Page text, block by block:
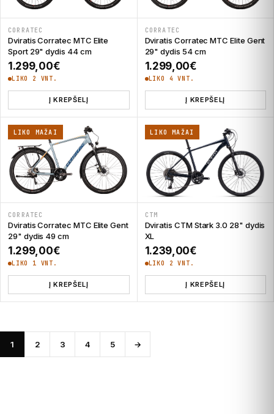
CORRATEC
Dviratis Corratec MTC Elite
Sport 29" dydis 44 cm
1.299,00€
LIKO 2 VNT.
Į KREPŠELĮ
CORRATEC
Dviratis Corratec MTC Elite Gent
29" dydis 54 cm
1.299,00€
LIKO 4 VNT.
Į KREPŠELĮ
LIKO MAŽAI
CORRATEC
Dviratis Corratec MTC Elite Gent
29" dydis 49 cm
1.299,00€
LIKO 1 VNT.
Į KREPŠELĮ
LIKO MAŽAI
CTM
Dviratis CTM Stark 3.0 28" dydis
XL
1.239,00€
LIKO 2 VNT.
Į KREPŠELĮ
1 2 3 4 5 →